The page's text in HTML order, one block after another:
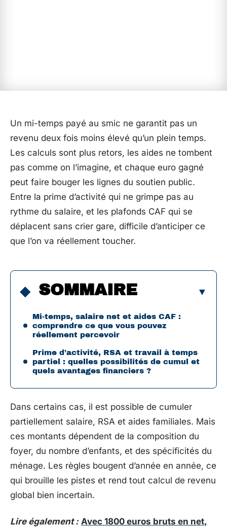
Un mi-temps payé au smic ne garantit pas un
revenu deux fois moins élevé qu’un plein temps.
Les calculs sont plus retors, les aides ne tombent
pas comme on l’imagine, et chaque euro gagné
peut faire bouger les lignes du soutien public.
Entre la prime d’activité qui ne grimpe pas au
rythme du salaire, et les plafonds CAF qui se
déplacent sans crier gare, difficile d’anticiper ce
que l’on va réellement toucher.
SOMMAIRE
Mi-temps, salaire net et aides CAF :
comprendre ce que vous pouvez
réellement percevoir
Prime d’activité, RSA et travail à temps
partiel : quelles possibilités de cumul et
quels avantages financiers ?
Dans certains cas, il est possible de cumuler
partiellement salaire, RSA et aides familiales. Mais
ces montants dépendent de la composition du
foyer, du nombre d’enfants, et des spécificités du
ménage. Les règles bougent d’année en année, ce
qui brouille les pistes et rend tout calcul de revenu
global bien incertain.
Lire également : Avec 1800 euros bruts en net,